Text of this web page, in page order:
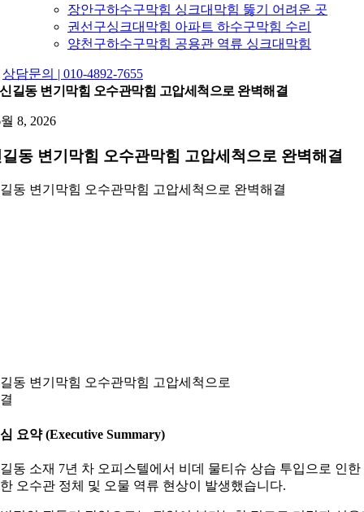
장안구하수구막힘 싱크대막힘 뚫기 어려운 곳
권선구싱크대막힘 아파트 하수구막힘 수리
양천구하수구막힘 공용관 역류 싱크대막힘
상담문의 | 010-4892-7655
신길동 변기막힘 오수관막힘 고압세척으로 완벽해결
8, 2026
동 변기막힘 오수관막힘 고압세척으로 완벽해결
동 변기막힘 오수관막힘 고압세척으로 완벽해결
동 변기막힘 오수관막힘 고압세척으로
요약 (Executive Summary)
동 소재 7년 차 오피스텔에서 비데 물티슈 상습 투입으로 인한
오수관 정체 및 오물 역류 현상이 발생했습니다.